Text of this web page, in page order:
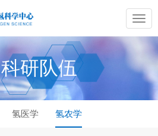
科研队伍
氢医学 氢农学